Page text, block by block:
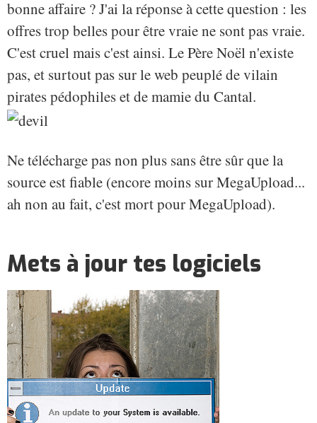
bonne affaire ? J'ai la réponse à cette question : les
offres trop belles pour être vraie ne sont pas vraie.
C'est cruel mais c'est ainsi. Le Père Noël n'existe
pas, et surtout pas sur le web peuplé de vilain
pirates pédophiles et de mamie du Cantal.
Ne télécharge pas non plus sans être sûr que la
source est fiable (encore moins sur MegaUpload...
ah non au fait, c'est mort pour MegaUpload).
Mets à jour tes logiciels